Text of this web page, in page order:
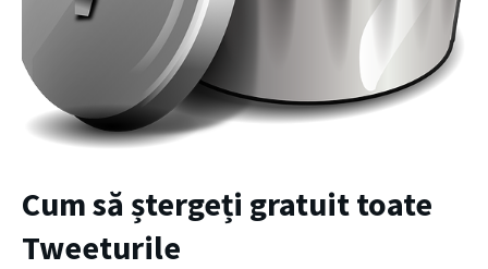
Cum să ștergeți gratuit toate
Tweeturile